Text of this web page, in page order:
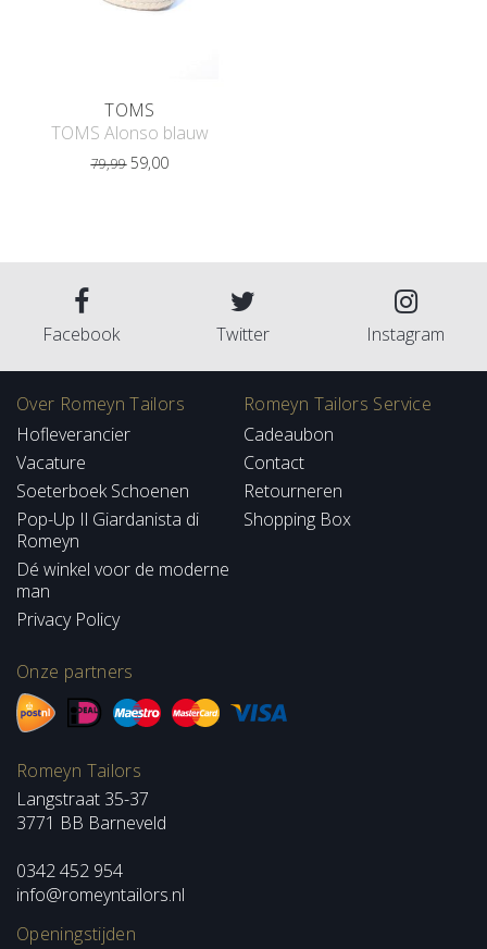
TOMS
TOMS Alonso blauw
79,99 59,00
Facebook Twitter Instagram
Over Romeyn Tailors
Hofleverancier
Vacature
Soeterboek Schoenen
Pop-Up Il Giardanista di
Romeyn
Dé winkel voor de moderne
man
Privacy Policy
Romeyn Tailors Service
Cadeaubon
Contact
Retourneren
Shopping Box
Onze partners
Romeyn Tailors
Langstraat 35-37
3771 BB Barneveld
0342 452 954
info@romeyntailors.nl
Openingstijden